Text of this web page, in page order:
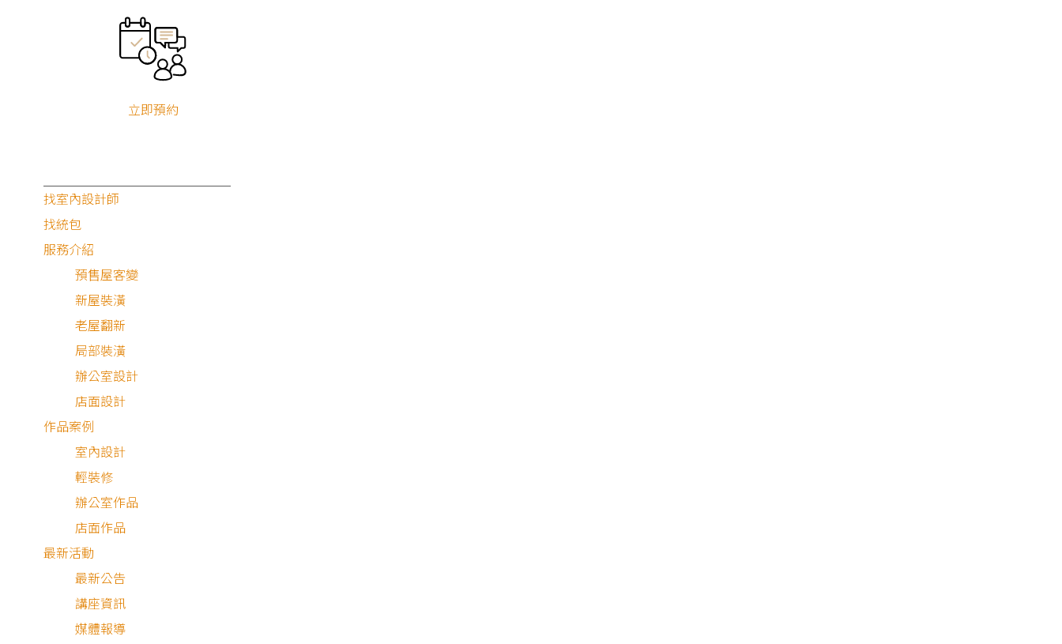
立即預約
找室內設計師
找統包
服務介紹
預售屋客變
新屋裝潢
老屋翻新
局部裝潢
辦公室設計
店面設計
作品案例
室內設計
輕裝修
辦公室作品
店面作品
最新活動
最新公告
講座資訊
媒體報導